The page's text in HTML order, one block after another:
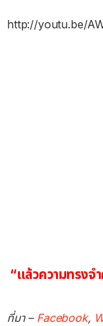
http://youtu.be/
“แล้วความทรง
ที่มา – Facebook,